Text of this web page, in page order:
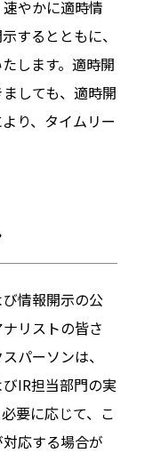
やかに適時情
するとともに、
します。適時開
しても、適時開
り、タイムリー
情報開示の公
リストの皆さ
パーソンは、
IR担当部門の実
要に応じて、こ
応する場合が